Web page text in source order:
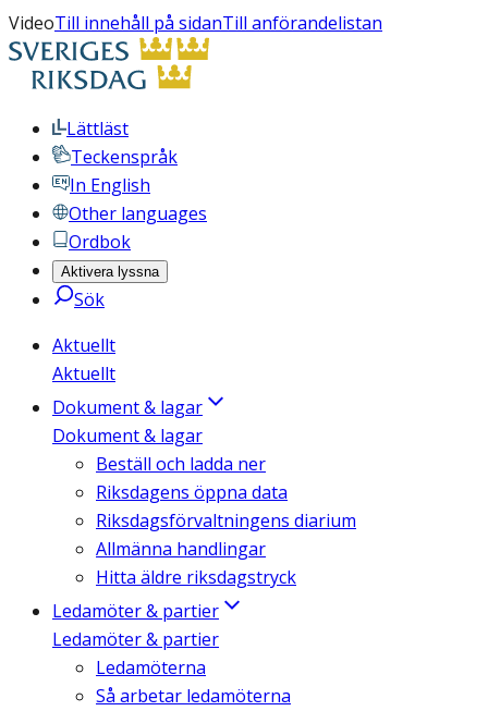
VideoTill innehåll på sidanTill anförandelistan
Lättläst
Teckenspråk
In English
Other languages
Ordbok
Aktivera lyssna
Sök
Aktuellt
Aktuellt
Dokument & lagar
Dokument & lagar
Beställ och ladda ner
Riksdagens öppna data
Riksdagsförvaltningens diarium
Allmänna handlingar
Hitta äldre riksdagstryck
Ledamöter & partier
Ledamöter & partier
Ledamöterna
Så arbetar ledamöterna